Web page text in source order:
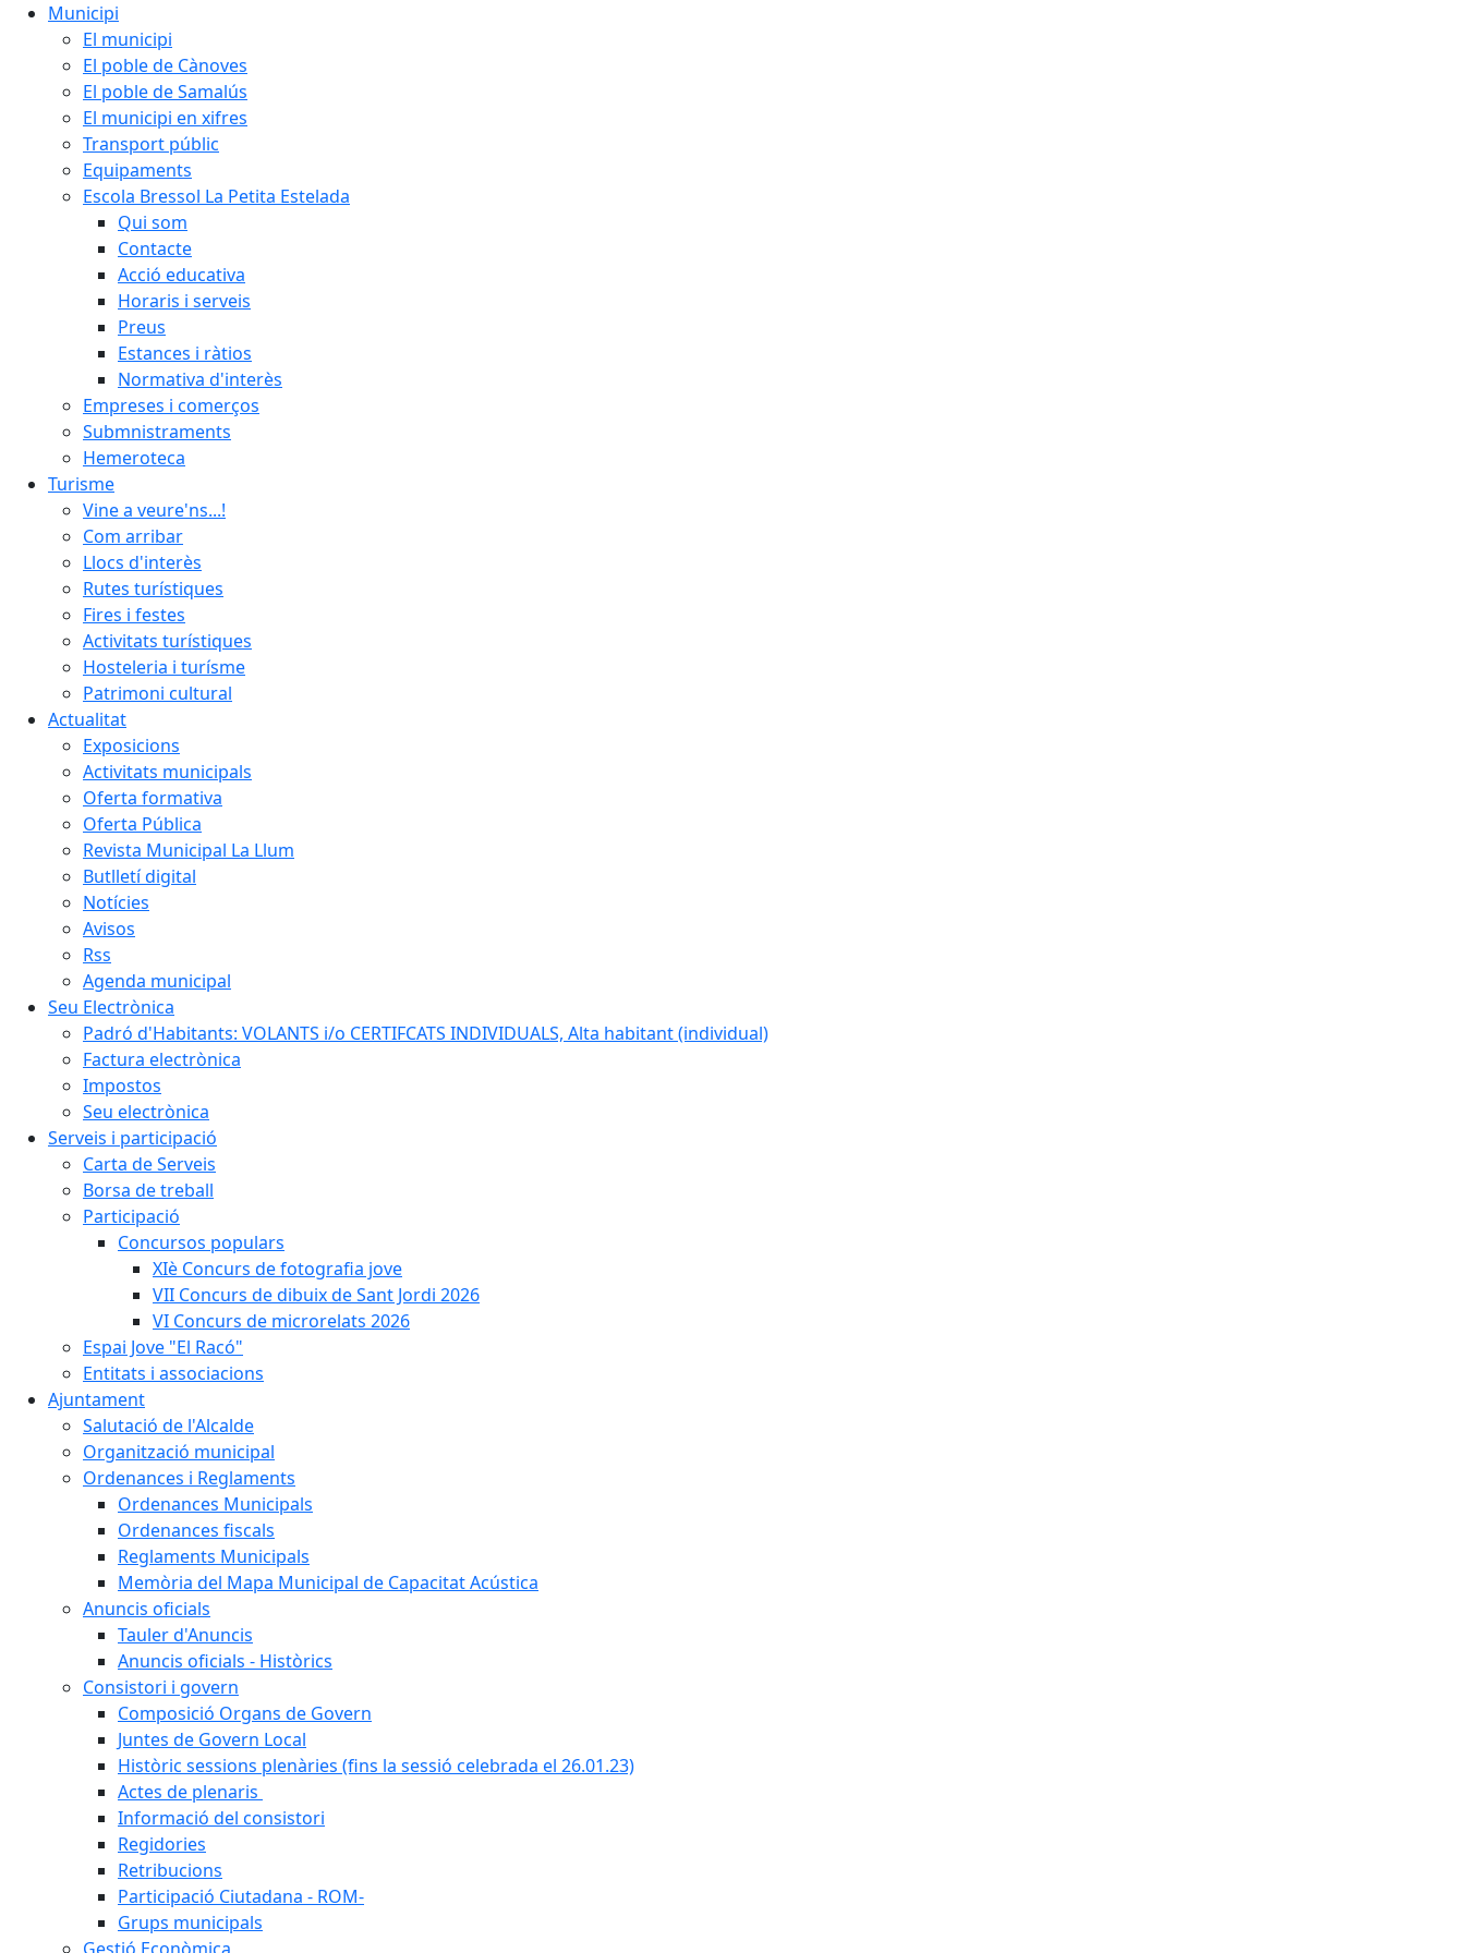
Municipi
El municipi
El poble de Cànoves
El poble de Samalús
El municipi en xifres
Transport públic
Equipaments
Escola Bressol La Petita Estelada
Qui som
Contacte
Acció educativa
Horaris i serveis
Preus
Estances i ràtios
Normativa d'interès
Empreses i comerços
Submnistraments
Hemeroteca
Turisme
Vine a veure'ns...!
Com arribar
Llocs d'interès
Rutes turístiques
Fires i festes
Activitats turístiques
Hosteleria i turísme
Patrimoni cultural
Actualitat
Exposicions
Activitats municipals
Oferta formativa
Oferta Pública
Revista Municipal La Llum
Butlletí digital
Notícies
Avisos
Rss
Agenda municipal
Seu Electrònica
Padró d'Habitants: VOLANTS i/o CERTIFCATS INDIVIDUALS, Alta habitant (individual)
Factura electrònica
Impostos
Seu electrònica
Serveis i participació
Carta de Serveis
Borsa de treball
Participació
Concursos populars
XIè Concurs de fotografia jove
VII Concurs de dibuix de Sant Jordi 2026
VI Concurs de microrelats 2026
Espai Jove "El Racó"
Entitats i associacions
Ajuntament
Salutació de l'Alcalde
Organització municipal
Ordenances i Reglaments
Ordenances Municipals
Ordenances fiscals
Reglaments Municipals
Memòria del Mapa Municipal de Capacitat Acústica
Anuncis oficials
Tauler d'Anuncis
Anuncis oficials - Històrics
Consistori i govern
Composició Organs de Govern
Juntes de Govern Local
Històric sessions plenàries (fins la sessió celebrada el 26.01.23)
Actes de plenaris
Informació del consistori
Regidories
Retribucions
Participació Ciutadana - ROM-
Grups municipals